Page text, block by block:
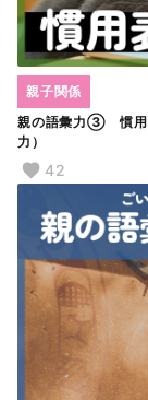
親の語彙力③ 慣用
力）
親子関係
42